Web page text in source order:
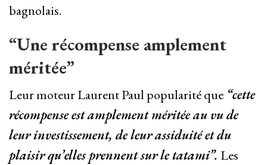
bagnolais.
“Une récompense amplement
méritée”
Leur moteur Laurent Paul popularité que “cette
récompense est amplement méritée au vu de
leur investissement, de leur assiduité et du
plaisir qu’elles prennent sur le tatami”. Les